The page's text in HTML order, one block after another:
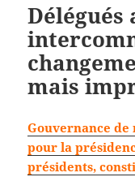
Délégués
mais
Gouvernance
pour la
présidents,